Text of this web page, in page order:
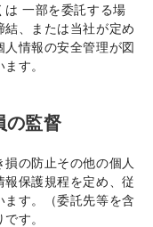
は 一部を委託する場
、または当社が定め
情報の安全管理が図
す。
の監督
の防止その他の個人
保護規程を定め、従
す。（委託先等を含
す。